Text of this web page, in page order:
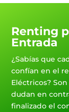
Renting
Entrada
¿Sabías que
confían en el
Eléctricos?
dudan en
finalizado el